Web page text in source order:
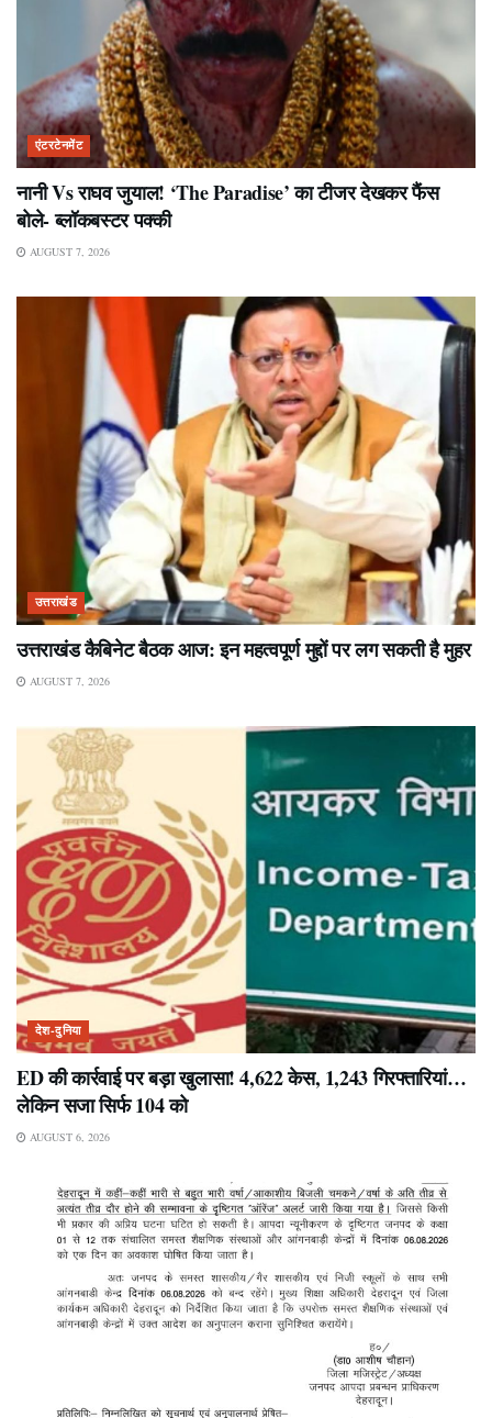
एंटरटेनमेंट
नानी Vs राघव जुयाल! ‘The Paradise’ का टीजर देखकर फैंस
बोले- ब्लॉकबस्टर पक्की
AUGUST 7, 2026
उत्तराखंड
उत्तराखंड कैबिनेट बैठक आज: इन महत्वपूर्ण मुद्दों पर लग सकती है मुहर
AUGUST 7, 2026
देश-दुनिया
ED की कार्रवाई पर बड़ा खुलासा! 4,622 केस, 1,243 गिरफ्तारियां…
लेकिन सजा सिर्फ 104 को
AUGUST 6, 2026